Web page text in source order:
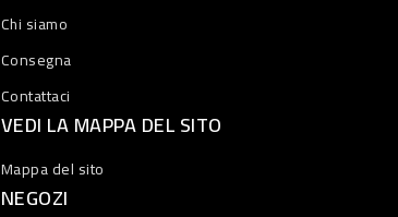
Chi siamo
Consegna
Contattaci
VEDI LA MAPPA DEL SITO
Mappa del sito
NEGOZI